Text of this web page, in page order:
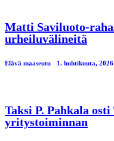
Matti Saviluoto-
urheiluvälineitä
Elävä maaseutu 1. huhtikuuta, 2026
Taksi P. Pahkala
yritystoiminnan